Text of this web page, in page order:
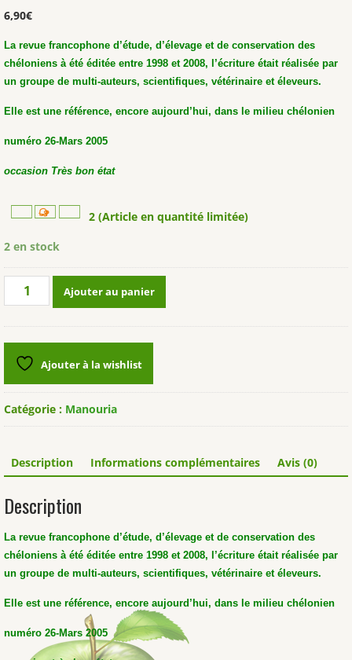
6,90€
La revue francophone d’étude, d’élevage et de conservation des
chéloniens à été éditée entre 1998 et 2008, l’écriture était réalisée par
un groupe de multi-auteurs, scientifiques, vétérinaire et éleveurs.
Elle est une référence, encore aujourd’hui, dans le milieu chélonien
numéro 26-Mars 2005
occasion Très bon état
2 (Article en quantité limitée)
2 en stock
quantité
n°26
Ajouter au panier
Ajouter à la wishlist
Catégorie : Manouria
Description Informations complémentaires Avis (0)
Description
La revue francophone d’étude, d’élevage et de conservation des
chéloniens à été éditée entre 1998 et 2008, l’écriture était réalisée par
un groupe de multi-auteurs, scientifiques, vétérinaire et éleveurs.
Elle est une référence, encore aujourd’hui, dans le milieu chélonien
numéro 26-Mars 2005